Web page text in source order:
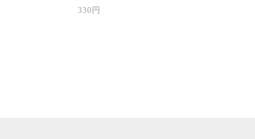
330円